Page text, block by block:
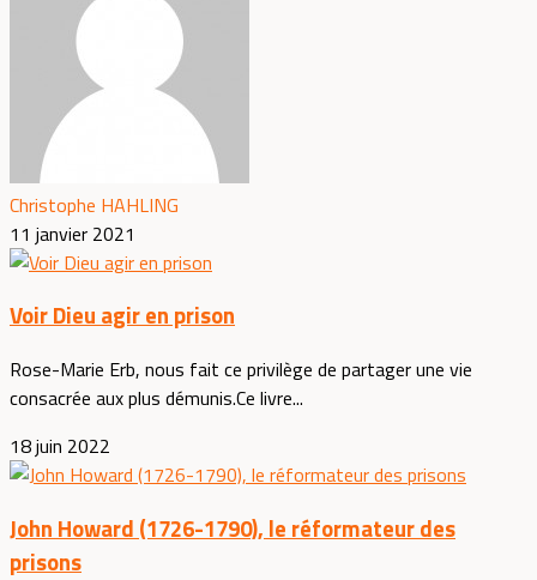
Christophe HAHLING
11 janvier 2021
Voir Dieu agir en prison
Rose-Marie Erb, nous fait ce privilège de partager une vie
consacrée aux plus démunis.Ce livre...
18 juin 2022
John Howard (1726-1790), le réformateur des
prisons